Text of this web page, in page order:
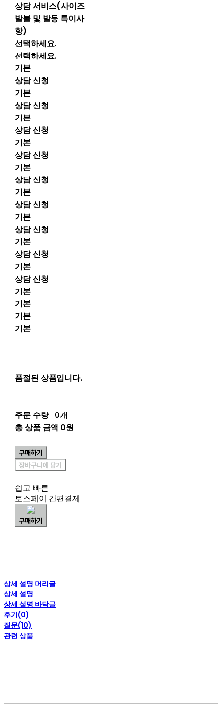
상담 서비스(사이즈
발볼 및 발등 특이사
항)
선택하세요.
선택하세요.
기본
상담 신청
기본
상담 신청
기본
상담 신청
기본
상담 신청
기본
상담 신청
기본
상담 신청
기본
상담 신청
기본
상담 신청
기본
상담 신청
기본
기본
기본
기본
품절된 상품입니다.
주문 수량 0개
총 상품 금액 0원
구매하기
장바구니에 담기
쉽고 빠른
토스페이 간편결제
구매하기
상세 설명 머리글
상세 설명
상세 설명 바닥글
후기(0)
질문(10)
관련 상품